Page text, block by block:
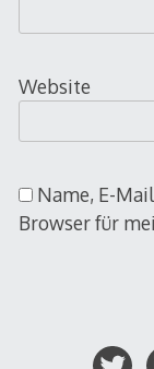
Website
Name, E-
Browser für